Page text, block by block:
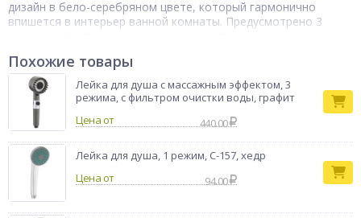
дизайн в бело-серебряном цвете, который гармонично
впишется в интерьер ванной комнаты. Предусмотрено 3
от коррозии. Форсунки не накапливают накипь. Подходит для
большинства душевых систем. Монтаж осуществляется за
считанные минуты без применения специальных
инструментов.Особенности:• Широкая лейка имеет диаметр
120 мм.• Изготовлена из крепкого и безопасного ABS-
загрязняется и легко чистится.• 3 режима распыления воды:
просто настроить комфортный напор.• Стандартное
подключение к шлангу 1/2".Качественные материалы
обеспечивают долгий срок службы. Цвет изделия – белый/
хром.
Похожие товары
Лейка для душа с массажным эффектом, 3
режима, с фильтром очистки воды, графит
Цена от
440.00
Лейка для душа, 1 режим, C-157, хедр
Цена от
94.00